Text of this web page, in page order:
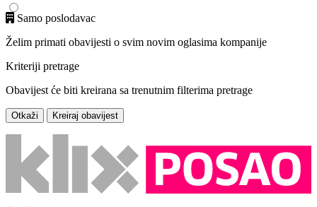
Samo poslodavac
Želim primati obavijesti o svim novim oglasima kompanije
Kriteriji pretrage
Obavijest će biti kreirana sa trenutnim filterima pretrage
Otkaži Kreiraj obavijest